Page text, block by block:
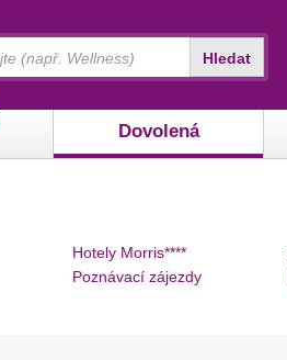
Dovolená
Hledat
Hotely Morris****
Poznávací zájezdy